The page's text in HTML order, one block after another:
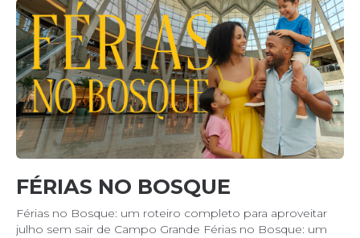
FÉRIAS NO BOSQUE
Férias no Bosque: um roteiro completo para aproveitar
julho sem sair de Campo Grande Férias no Bosque: um